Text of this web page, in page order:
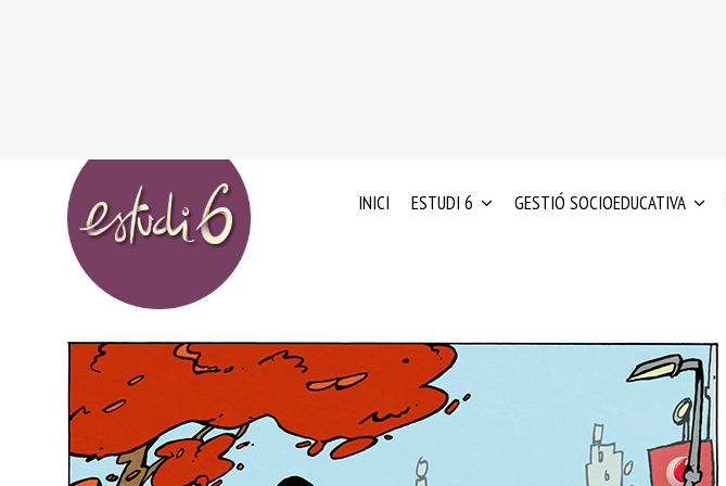
INICI ESTUDI 6
L’EQUIP
HUMÀ
QUALITAT
NACIONAL
CLIENTS
CONVENIS
DE
COL·LABORACIÓ
ENTITATS
I
GESTIÓ SOCIOEDUCATIVA
ANYS
ORIENTACIÓ
PSICOPEDAGÒGICA